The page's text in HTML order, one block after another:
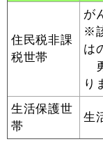
住民税非課
税世帯
が
※
は
り
生活保護世
帯
生